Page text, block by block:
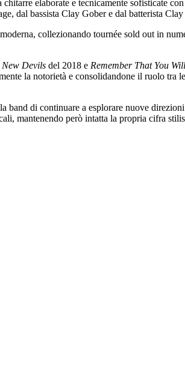
elaborate e tecnicamente sofisticate con
dal bassista Clay Gober e dal batterista
collezionando tournée sold out in
New Devils del 2018 e Remember That You
la notorietà e consolidandone il ruolo
band di continuare a esplorare nuove
mantenendo però intatta la propria cifra